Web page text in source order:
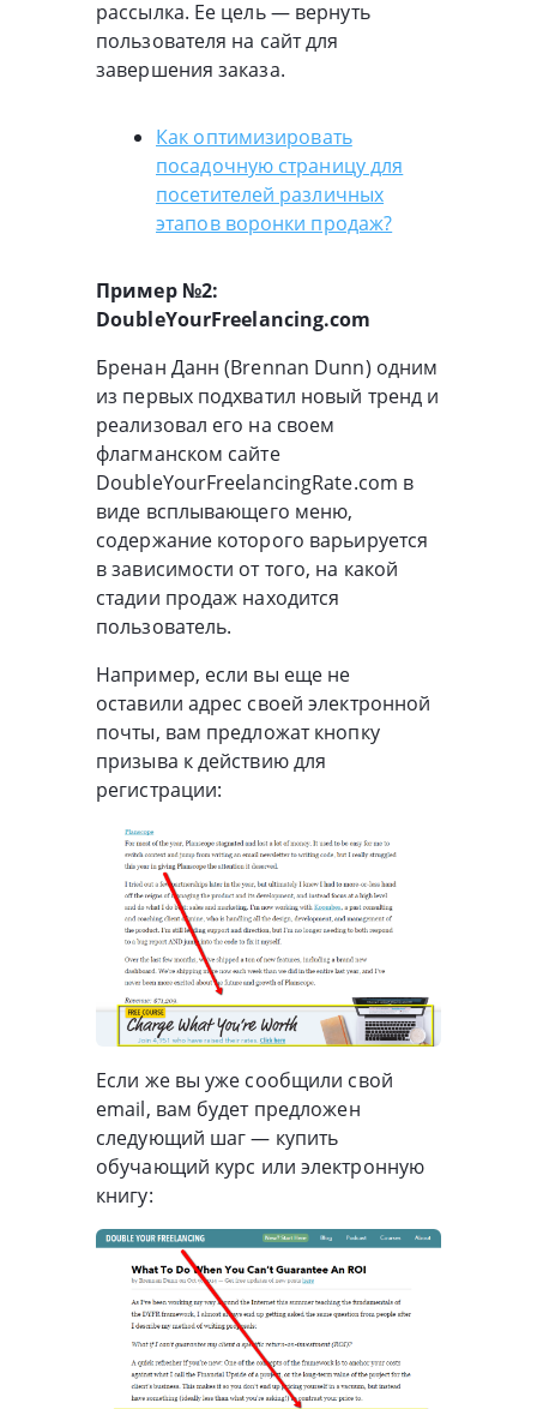
рассылка. Ее цель — вернуть
пользователя на сайт для
завершения заказа.
Как оптимизировать
посадочную страницу для
посетителей различных
этапов воронки продаж?
Пример №2:
DoubleYourFreelancing.com
Бренан Данн (Brennan Dunn) одним
из первых подхватил новый тренд и
реализовал его на своем
флагманском сайте
DoubleYourFreelancingRate.com в
виде всплывающего меню,
содержание которого варьируется
в зависимости от того, на какой
стадии продаж находится
пользователь.
Например, если вы еще не
оставили адрес своей электронной
почты, вам предложат кнопку
призыва к действию для
регистрации:
Если же вы уже сообщили свой
email, вам будет предложен
следующий шаг — купить
обучающий курс или электронную
книгу: